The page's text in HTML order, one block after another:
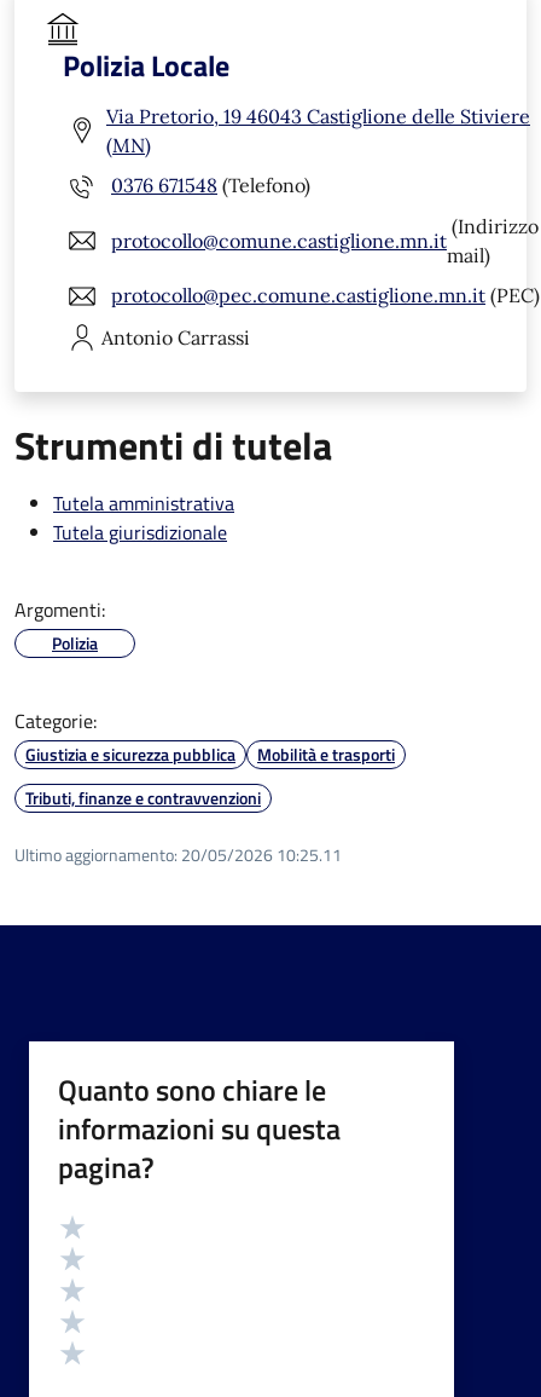
Polizia Locale
Via Pretorio, 19 46043 Castiglione delle Stiviere
(MN)
0376 671548 (Telefono)
protocollo@comune.castiglione.mn.it
(Indirizzo
mail)
protocollo@pec.comune.castiglione.mn.it (PEC)
Antonio Carrassi
Strumenti di tutela
Tutela amministrativa
Tutela giurisdizionale
Argomenti:
Polizia
Categorie:
Giustizia e sicurezza pubblica
Mobilità e trasporti
Tributi, finanze e contravvenzioni
Ultimo aggiornamento: 20/05/2026 10:25.11
Quanto sono chiare le
informazioni su questa
pagina?
Valutazione